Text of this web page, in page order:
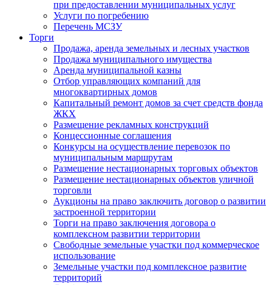
при предоставлении муниципальных услуг
Услуги по погребению
Перечень МСЗУ
Торги
Продажа, аренда земельных и лесных участков
Продажа муниципального имущества
Аренда муниципальной казны
Отбор управляющих компаний для
многоквартирных домов
Капитальный ремонт домов за счет средств фонда
ЖКХ
Размещение рекламных конструкций
Концессионные соглашения
Конкурсы на осуществление перевозок по
муниципальным маршрутам
Размещение нестационарных торговых объектов
Размещение нестационарных объектов уличной
торговли
Аукционы на право заключить договор о развитии
застроенной территории
Торги на право заключения договора о
комплексном развитии территории
Свободные земельные участки под коммерческое
использование
Земельные участки под комплексное развитие
территорий